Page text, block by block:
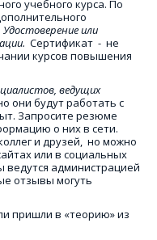
учебного курса. По
Удостоверение или
  Сертификат  -  не
курсов повышения
ведущих
они будут работать с
Запросите резюме
о них в сети.
и друзей,  но можно
или в социальных
ведутся администрацией
отзывы могуть
пришли в «теорию» из